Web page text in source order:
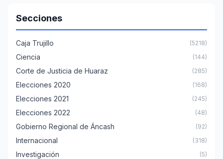
Secciones
Caja Trujillo (5218)
Ciencia (144)
Corte de Justicia de Huaraz (285)
Elecciones 2020 (168)
Elecciones 2021 (245)
Elecciones 2022 (48)
Gobierno Regional de Áncash (92)
Internacional (318)
Investigación (5)